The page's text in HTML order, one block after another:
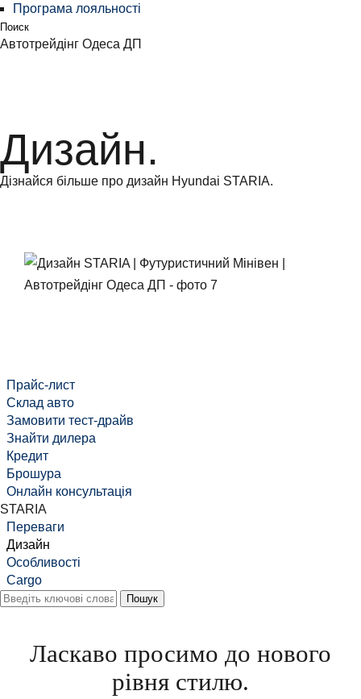
Програма лояльності
Поиск
Автотрейдінг Одеса ДП
Дизайн.
Дізнайся більше про дизайн Hyundai STARIA.
Прайс-лист
Cклад авто
Замовити тест-драйв
Знайти дилера
Кредит
Брошура
Онлайн консультація
STARIA
Переваги
Дизайн
Особливості
Cargo
Ласкаво просимо до нового
рівня стилю.